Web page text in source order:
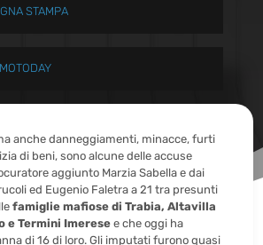
STAMPA
anche danneggiamenti, minacce, furti
di beni, sono alcune delle accuse
aggiunto Marzia Sabella e dai
ed Eugenio Faletra a 21 tra presunti
famiglie mafiose di Trabia, Altavilla
e Termini Imerese e che oggi ha
di 16 di loro. Gli imputati furono quasi